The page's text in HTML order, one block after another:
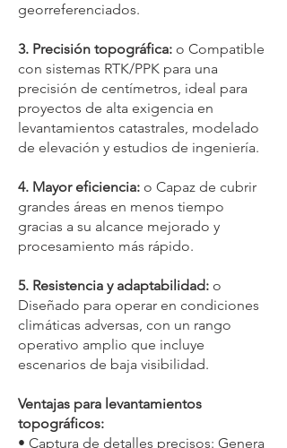
georreferenciados.
3. Precisión topográfica: o Compatible
con sistemas RTK/PPK para una
precisión de centímetros, ideal para
proyectos de alta exigencia en
levantamientos catastrales, modelado
de elevación y estudios de ingeniería.
4. Mayor eficiencia: o Capaz de cubrir
grandes áreas en menos tiempo
gracias a su alcance mejorado y
procesamiento más rápido.
5. Resistencia y adaptabilidad: o
Diseñado para operar en condiciones
climáticas adversas, con un rango
operativo amplio que incluye
escenarios de baja visibilidad.
Ventajas para levantamientos
topográficos:
• Captura de detalles precisos: Genera